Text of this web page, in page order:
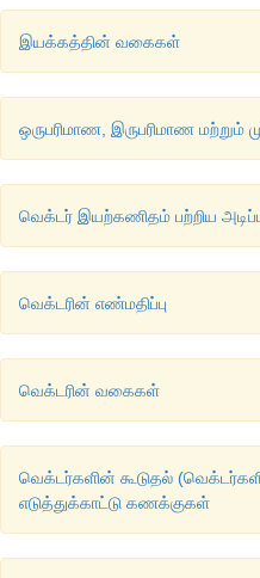
இயக்கத்தின் வகைகள்
ஒருபரிமாண, இருபரிமாண மற்றும்
வெக்டர் இயற்கணிதம் பற்றிய
வெக்டரின் எண்மதிப்பு
வெக்டரின் வகைகள்
வெக்டர்களின் கூடுதல்
எடுத்துக்காட்டு கணக்குகள்